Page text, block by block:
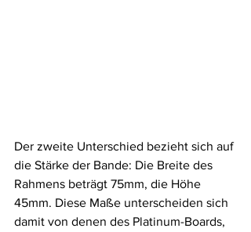
Der zweite Unterschied bezieht sich auf
die Stärke der Bande: Die Breite des
Rahmens beträgt 75mm, die Höhe
45mm. Diese Maße unterscheiden sich
damit von denen des Platinum-Boards,